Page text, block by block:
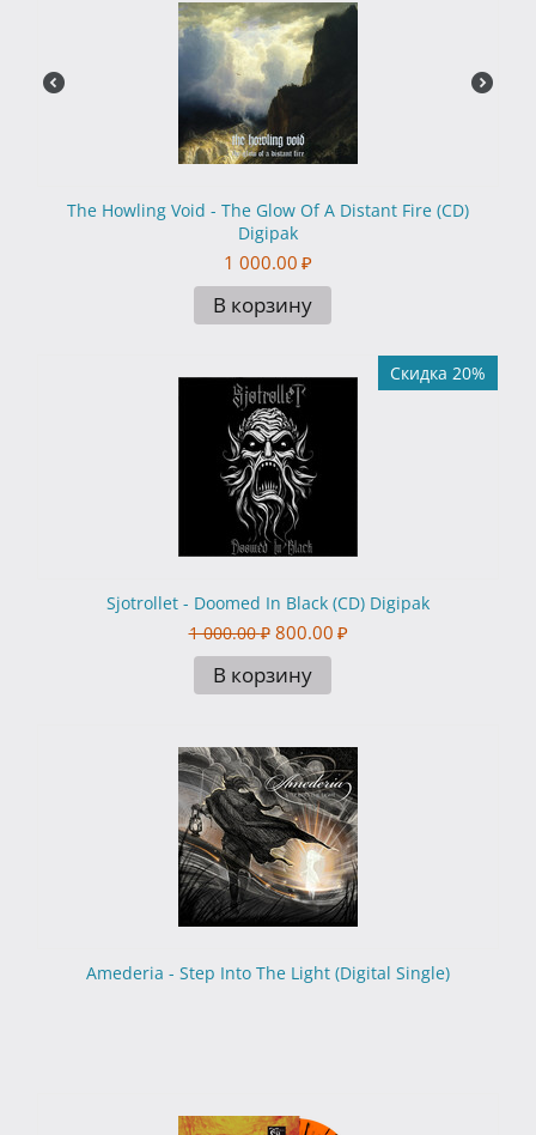
The Howling Void - The Glow Of A Distant Fire (CD)
Digipak
1 000.00 ₽
В корзину
Скидка 20%
Sjotrollet - Doomed In Black (CD) Digipak
1 000.00 ₽ 800.00 ₽
В корзину
Amederia - Step Into The Light (Digital Single)